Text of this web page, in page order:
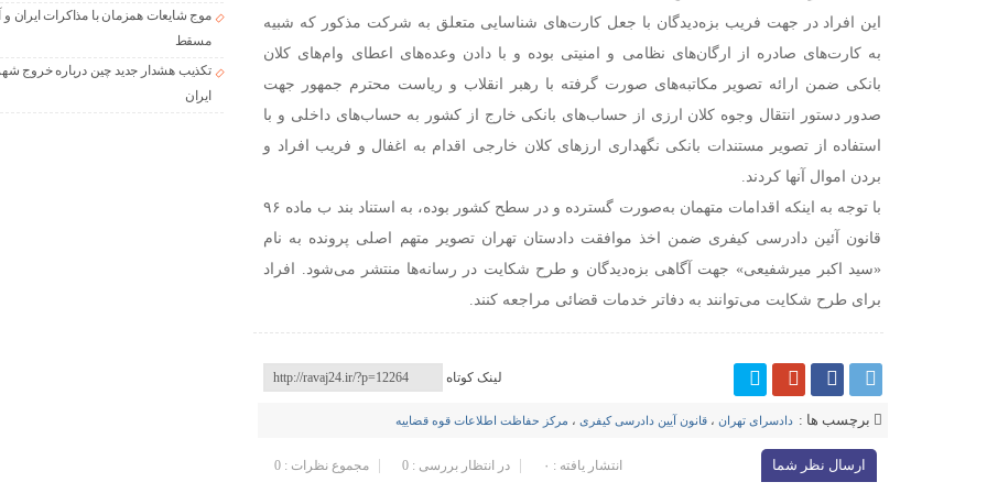
این افراد در جهت فریب بزه‌دیدگان با جعل کارت‌های شناسایی متعلق به شرکت مذکور که شبیه
به کارت‌های صادره از ارگان‌های نظامی و امنیتی بوده و با دادن وعده‌های اعطای وام‌های کلان
بانکی ضمن ارائه تصویر مکاتبه‌های صورت گرفته با رهبر انقلاب و ریاست محترم جمهور جهت
صدور دستور انتقال وجوه کلان ارزی از حساب‌های بانکی خارج از کشور به حساب‌های داخلی و با
استفاده از تصویر مستندات بانکی نگهداری ارزهای کلان خارجی اقدام به اغفال و فریب افراد و
بردن اموال آنها کردند.
با توجه به اینکه اقدامات متهمان به‌صورت گسترده و در سطح کشور بوده، به استناد بند ب ماده ۹۶
قانون آئین دادرسی کیفری ضمن اخذ موافقت دادستان تهران تصویر متهم اصلی پرونده به نام
«سید اکبر میرشفیعی» جهت آگاهی بزه‌دیدگان و طرح شکایت در رسانه‌ها منتشر می‌شود. افراد
برای طرح شکایت می‌توانند به دفاتر خدمات قضائی مراجعه کنند.
لینک کوتاه
برچسب ها : دادسرای تهران ، قانون آیین دادرسی کیفری ، مرکز حفاظت اطلاعات قوه قضاییه
ارسال نظر شما مجموع نظرات : 0 در انتظار بررسی : 0 انتشار یافته : ۰
موج شایعات همزمان با مذاکرات ایران و
مسقط
تکذیب هشدار جدید چین درباره خروج
ایران